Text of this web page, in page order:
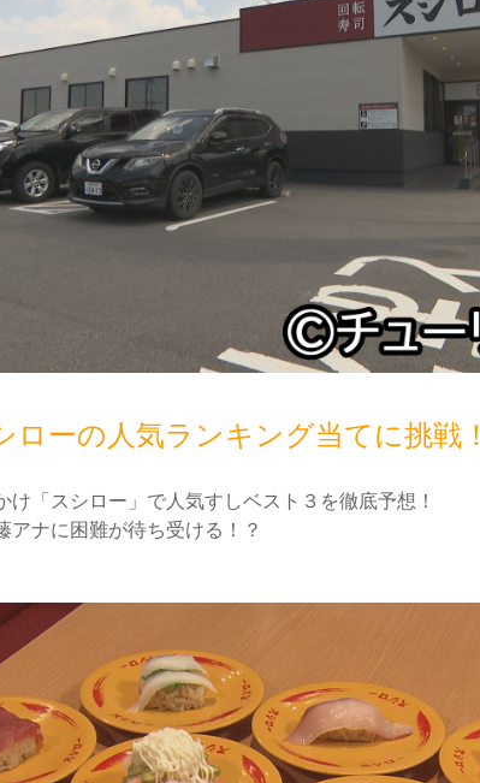
ーの人気ランキング当てに挑戦！
け「スシロー」で人気すしベスト３を徹底予想！
アナに困難が待ち受ける！？